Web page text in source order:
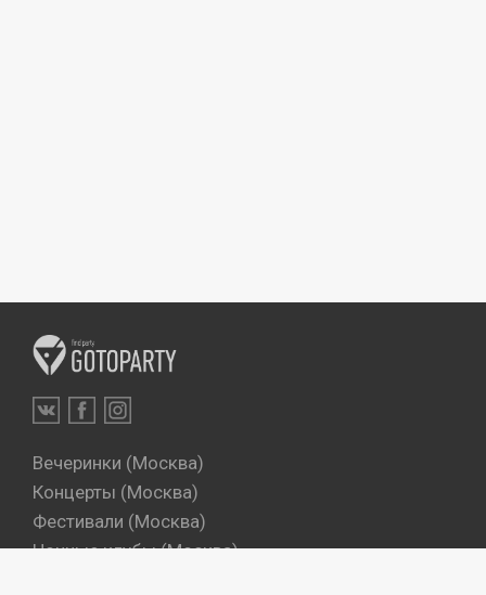
Вечеринки (Москва)
Концерты (Москва)
Фестивали (Москва)
Ночные клубы (Москва)